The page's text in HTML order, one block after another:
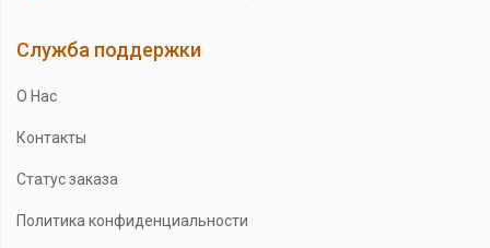
Служба поддержки
О Нас
Контакты
Статус заказа
Политика конфиденциальности